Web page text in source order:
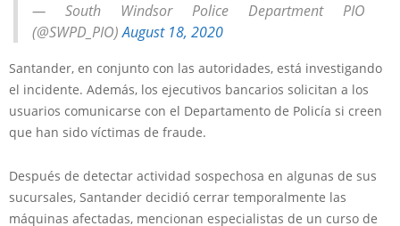
— South Windsor Police Department PIO
(@SWPD_PIO)August 18, 2020
Santander, en conjunto con las autoridades, está investigando
el incidente. Además, los ejecutivos bancarios solicitan a los
usuarios comunicarse con el Departamento de Policía si creen
que han sido víctimas de fraude.
Después de detectar actividad sospechosa en algunas de sus
sucursales, Santander decidió cerrar temporalmente las
máquinas afectadas, mencionan especialistas de un curso de